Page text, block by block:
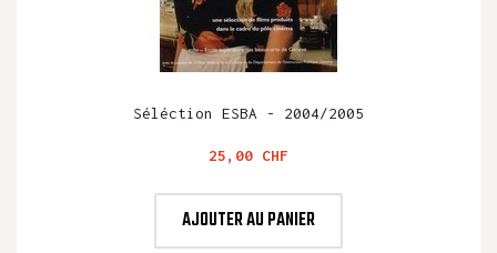
Séléction ESBA - 2004/2005
Prix
25,00 CHF
AJOUTER AU PANIER